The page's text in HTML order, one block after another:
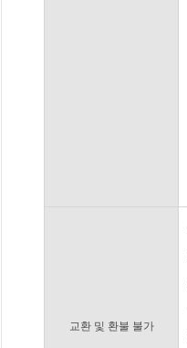
교환 및 환불 불가